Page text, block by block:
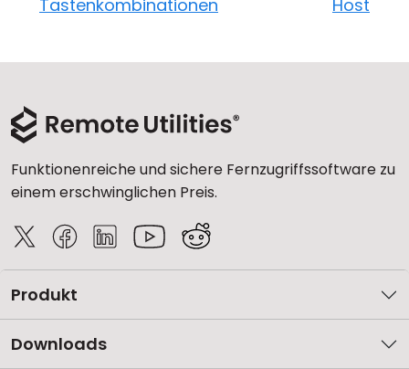
Tastenkombinationen
Host
Funktionenreiche und sichere Fernzugriffssoftware zu
einem erschwinglichen Preis.
Produkt
Downloads